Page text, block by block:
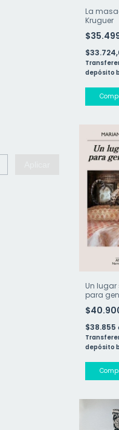
La
Kruguer
depósito
Un
para
$38.855
depósito